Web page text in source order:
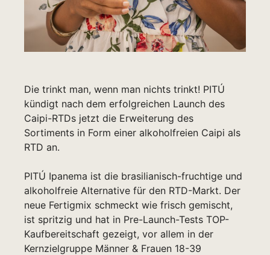
Die trinkt man, wenn man nichts trinkt! PITÚ
kündigt nach dem erfolgreichen Launch des
Caipi-RTDs jetzt die Erweiterung des
Sortiments in Form einer alkoholfreien Caipi als
RTD an.
PITÚ Ipanema ist die brasilianisch-fruchtige und
alkoholfreie Alternative für den RTD-Markt. Der
neue Fertigmix schmeckt wie frisch gemischt,
ist spritzig und hat in Pre-Launch-Tests TOP-
Kaufbereitschaft gezeigt, vor allem in der
Kernzielgruppe Männer & Frauen 18-39